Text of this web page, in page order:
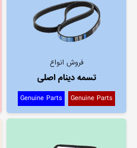
فروش انواع
تسمه دینام اصلی
Genuine Parts
Genuine Parts